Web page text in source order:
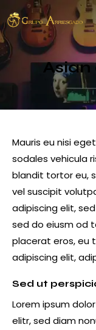
Mauris eu nisi
sodales vehicula
blandit tortor eu,
vel suscipit
adipiscing elit,
sed do eiusm od
placerat eros, eu
adipiscing elit,
Sed ut
Lorem ipsum
elitr, sed diam